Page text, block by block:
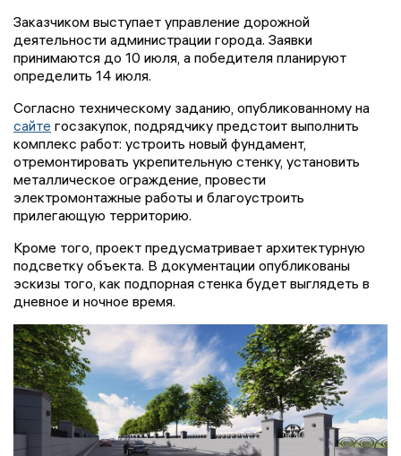
Заказчиком выступает управление дорожной
деятельности администрации города. Заявки
принимаются до 10 июля, а победителя планируют
определить 14 июля.
Согласно техническому заданию, опубликованному на
сайте госзакупок, подрядчику предстоит выполнить
комплекс работ: устроить новый фундамент,
отремонтировать укрепительную стенку, установить
металлическое ограждение, провести
электромонтажные работы и благоустроить
прилегающую территорию.
Кроме того, проект предусматривает архитектурную
подсветку объекта. В документации опубликованы
эскизы того, как подпорная стенка будет выглядеть в
дневное и ночное время.